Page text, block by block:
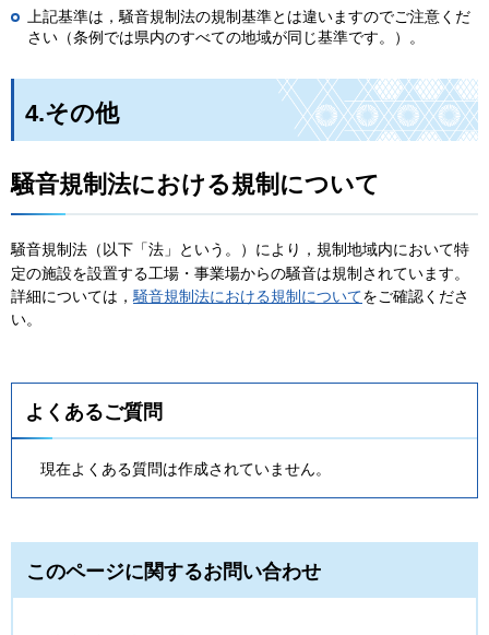
上記基準は，騒音規制法の規制基準とは違いますのでご注意くだ
さい（条例では県内のすべての地域が同じ基準です。）。
4.その他
騒音規制法における規制について
騒音規制法（以下「法」という。）により，規制地域内において特
定の施設を設置する工場・事業場からの騒音は規制されています。
詳細については， 騒音規制法における規制についてをご確認くださ
い。
よくあるご質問
現在よくある質問は作成されていません。
このページに関するお問い合わせ